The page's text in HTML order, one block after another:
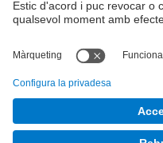
Formulari de contacte
Junta PAS Funcionari